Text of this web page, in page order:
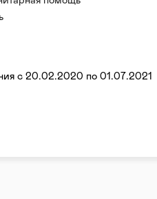
своего ребенка.
с 20.02.2020 по 01.07.2021